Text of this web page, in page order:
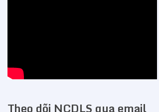
Theo dõi NCDLS qua email